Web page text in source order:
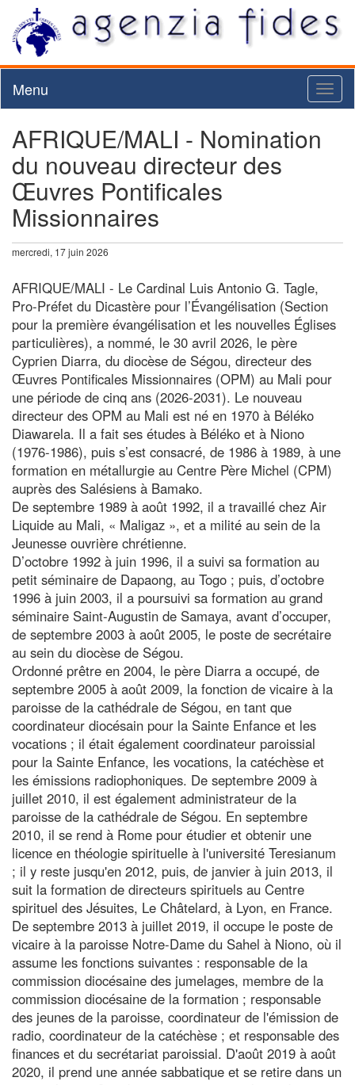
Menu
AFRIQUE/MALI - Nomination
du nouveau directeur des
Œuvres Pontificales
Missionnaires
mercredi, 17 juin 2026
AFRIQUE/MALI - Le Cardinal Luis Antonio G. Tagle,
Pro-Préfet du Dicastère pour l’Évangélisation (Section
pour la première évangélisation et les nouvelles Églises
particulières), a nommé, le 30 avril 2026, le père
Cyprien Diarra, du diocèse de Ségou, directeur des
Œuvres Pontificales Missionnaires (OPM) au Mali pour
une période de cinq ans (2026-2031). Le nouveau
directeur des OPM au Mali est né en 1970 à Béléko
Diawarela. Il a fait ses études à Béléko et à Niono
(1976-1986), puis s’est consacré, de 1986 à 1989, à une
formation en métallurgie au Centre Père Michel (CPM)
auprès des Salésiens à Bamako.
De septembre 1989 à août 1992, il a travaillé chez Air
Liquide au Mali, « Maligaz », et a milité au sein de la
Jeunesse ouvrière chrétienne.
D’octobre 1992 à juin 1996, il a suivi sa formation au
petit séminaire de Dapaong, au Togo ; puis, d’octobre
1996 à juin 2003, il a poursuivi sa formation au grand
séminaire Saint-Augustin de Samaya, avant d’occuper,
de septembre 2003 à août 2005, le poste de secrétaire
au sein du diocèse de Ségou.
Ordonné prêtre en 2004, le père Diarra a occupé, de
septembre 2005 à août 2009, la fonction de vicaire à la
paroisse de la cathédrale de Ségou, en tant que
coordinateur diocésain pour la Sainte Enfance et les
vocations ; il était également coordinateur paroissial
pour la Sainte Enfance, les vocations, la catéchèse et
les émissions radiophoniques. De septembre 2009 à
juillet 2010, il est également administrateur de la
paroisse de la cathédrale de Ségou. En septembre
2010, il se rend à Rome pour étudier et obtenir une
licence en théologie spirituelle à l'université Teresianum
; il y reste jusqu'en 2012, puis, de janvier à juin 2013, il
suit la formation de directeurs spirituels au Centre
spirituel des Jésuites, Le Châtelard, à Lyon, en France.
De septembre 2013 à juillet 2019, il occupe le poste de
vicaire à la paroisse Notre-Dame du Sahel à Niono, où il
assume les fonctions suivantes : responsable de la
commission diocésaine des jumelages, membre de la
commission diocésaine de la formation ; responsable
des jeunes de la paroisse, coordinateur de l'émission de
radio, coordinateur de la catéchèse ; et responsable des
finances et du secrétariat paroissial. D'août 2019 à août
2020, il prend une année sabbatique et se retire dans un